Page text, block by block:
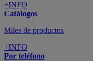
+INFO
Catálogos
Miles de productos
+INFO
Por teléfono